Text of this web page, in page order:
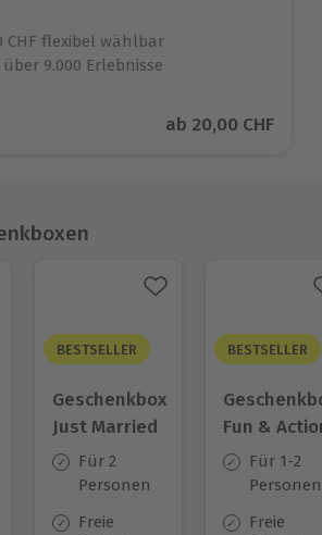
CHF flexibel wählbar
9.000 Erlebnisse
Aktueller Preis
ab 20,00 CHF
BESTSELLER
Geschenkbox
Just Married
Für 2
Personen
Freie
BESTSELLER
Fun &
Für 1-2
Personen
Freie